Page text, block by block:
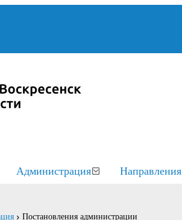
Администрация Направления
Постановления администрации